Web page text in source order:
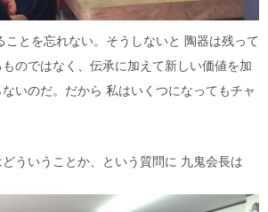
ことを忘れない。そうしないと 陶器は残って
のではなく、伝承に加えて新しい価値を加
いのだ。だから 私はいくつになってもチャ
ういうことか、という質問に 九鬼会長は